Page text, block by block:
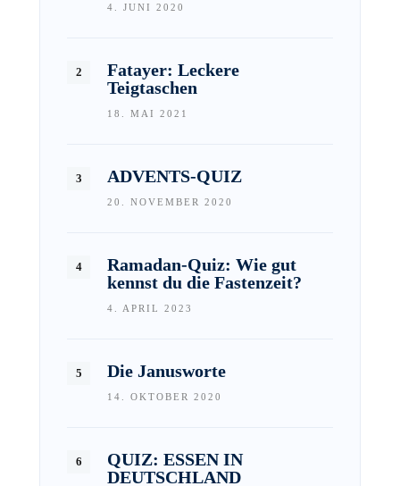
4. JUNI 2020
Fatayer: Leckere
Teigtaschen
18. MAI 2021
ADVENTS-QUIZ
20. NOVEMBER 2020
Ramadan-Quiz: Wie gut
kennst du die Fastenzeit?
4. APRIL 2023
Die Janusworte
14. OKTOBER 2020
QUIZ: ESSEN IN
DEUTSCHLAND